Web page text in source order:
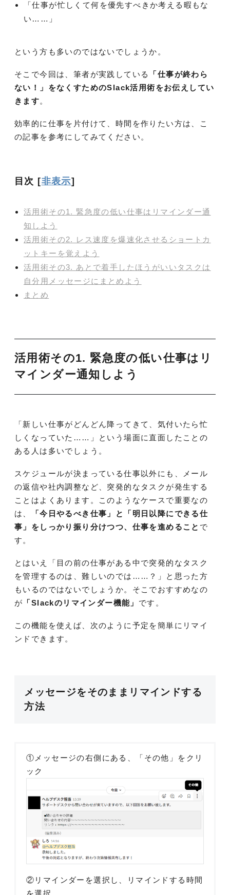
「仕事が忙しくて何を優先すべきか考える暇もな
い……」
という方も多いのではないでしょうか。
そこで今回は、筆者が実践している
「仕事が終わら
ない！」をなくすためのSlack活用術をお伝えしてい
きます。
効率的に仕事を片付けて、時間を作りたい方は、こ
の記事を参考にしてみてください。
目次 [非表示]
活用術その1. 緊急度の低い仕事はリマインダー通
知しよう
活用術その2. レス速度を爆速化させるショートカ
ットキーを覚えよう
活用術その3. あとで着手したほうがいいタスクは
自分用メッセージにまとめよう
まとめ
活用術その1. 緊急度の低い仕事はリ
マインダー通知しよう
「新しい仕事がどんどん降ってきて、気付いたら忙
しくなっていた……」という場面に直面したことの
ある人は多いでしょう。
スケジュールが決まっている仕事以外にも、メール
の返信や社内調整など、突発的なタスクが発生する
ことはよくあります。このようなケースで重要なの
は、
「今日やるべき仕事」と「明日以降にできる仕
事」をしっかり振り分けつつ、仕事を進めること で
す。
とはいえ「目の前の仕事がある中で突発的なタスク
を管理するのは、難しいのでは……？」と思った方
もいるのではないでしょうか。そこでおすすめなの
が 「Slackのリマインダー機能」 です。
この機能を使えば、次のように予定を簡単にリマイ
ンドできます。
メッセージをそのままリマインドする
方法
①メッセージの右側にある、「その他」をクリ
ック
②リマインダーを選択し、リマインドする時間